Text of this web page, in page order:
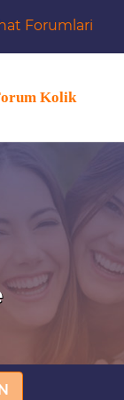
Forumlari
Kolik